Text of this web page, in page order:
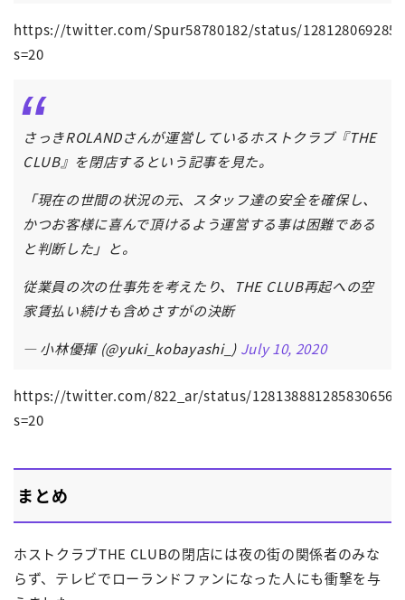
https://twitter.com/Spur58780182/status/
s=20
さっきROLANDさんが運営しているホストクラブ『THE
CLUB』を閉店するという記事を見た。
「現在の世間の状況の元、スタッフ達の安全を確保し、
かつお客様に喜んで頂けるよう運営する事は困難である
と判断した」と。
従業員の次の仕事先を考えたり、THE CLUB再起への空
家賃払い続けも含めさすがの決断
— 小林優揮 (@yuki_kobayashi_) July 10, 2020
https://twitter.com/822_ar/status/
s=20
まとめ
ホストクラブTHE CLUBの閉店には夜の街の関係者のみな
らず、テレビでローランドファンになった人にも衝撃を与